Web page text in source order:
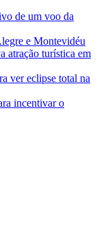
de um voo da
e Montevidéu
atração turística em
ver eclipse total na
incentivar o